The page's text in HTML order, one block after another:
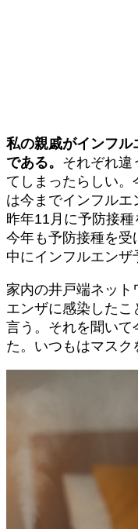
私の親戚がインフ
である。 それぞれ違
てしまったらしい
は今までインフル
昨年11月に予防接種
今年も予防接種を受
中にインフルエンザ
家内の井戸端ネッ
エンザに感染したこ
言う。それを聞いて
た。いつもはマスク